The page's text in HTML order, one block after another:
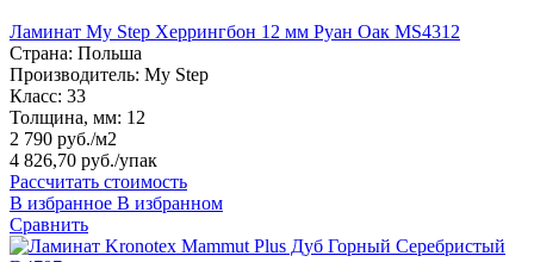
Ламинат My Step Херрингбон 12 мм Руан Оак MS4312
Страна: Польша
Производитель: My Step
Класс: 33
Толщина, мм: 12
2 790 руб./м2
4 826,70 руб./упак
Рассчитать стоимость
В избранное В избранном
Сравнить